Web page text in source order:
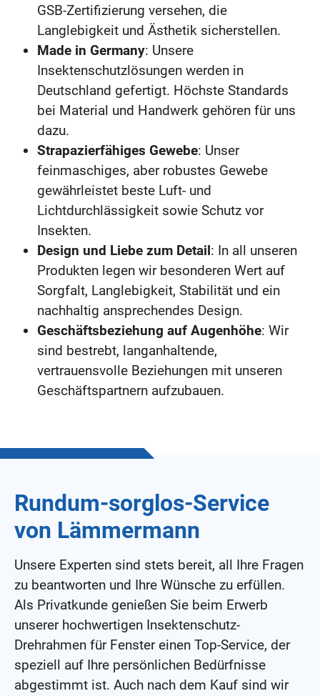
GSB-Zertifizierung versehen, die
Langlebigkeit und Ästhetik sicherstellen.
Made in Germany: Unsere
Insektenschutzlösungen werden in
Deutschland gefertigt. Höchste Standards
bei Material und Handwerk gehören für uns
dazu.
Strapazierfähiges Gewebe: Unser
feinmaschiges, aber robustes Gewebe
gewährleistet beste Luft- und
Lichtdurchlässigkeit sowie Schutz vor
Insekten.
Design und Liebe zum Detail: In all unseren
Produkten legen wir besonderen Wert auf
Sorgfalt, Langlebigkeit, Stabilität und ein
nachhaltig ansprechendes Design.
Geschäftsbeziehung auf Augenhöhe: Wir
sind bestrebt, langanhaltende,
vertrauensvolle Beziehungen mit unseren
Geschäftspartnern aufzubauen.
Rundum-sorglos-Service
von Lämmermann
Unsere Experten sind stets bereit, all Ihre Fragen
zu beantworten und Ihre Wünsche zu erfüllen.
Als Privatkunde genießen Sie beim Erwerb
unserer hochwertigen Insektenschutz-
Drehrahmen für Fenster einen Top-Service, der
speziell auf Ihre persönlichen Bedürfnisse
abgestimmt ist. Auch nach dem Kauf sind wir